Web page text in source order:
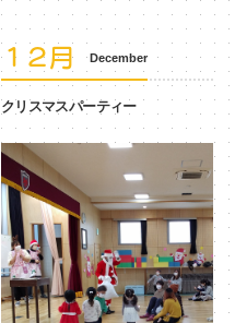
１２月 December
クリスマスパーティー